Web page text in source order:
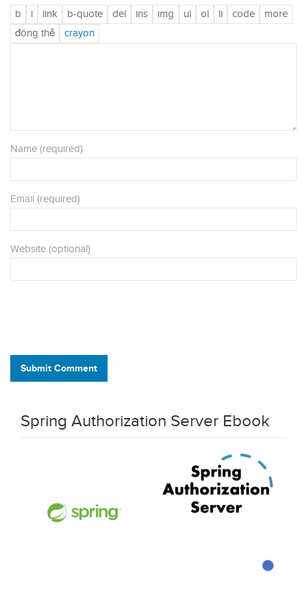
Name (required)
Email (required)
Website (optional)
Submit Comment
Spring Authorization Server Ebook